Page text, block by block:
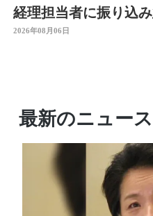
経理担当者に振り込
信感 大分
2026年08月06日
最新のニュース